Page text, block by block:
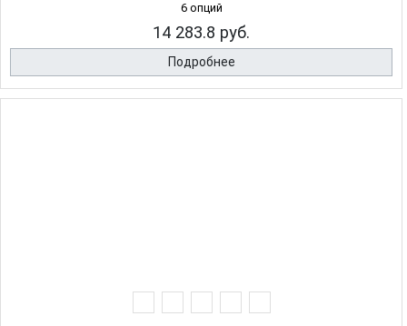
6 опций
14 283.8 руб.
Подробнее